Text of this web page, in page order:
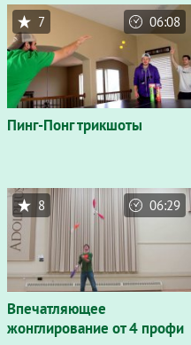
Пинг-Понг трикшоты
7 06:08
Впечатляющее
жонглирование от 4 профи
8 06:29